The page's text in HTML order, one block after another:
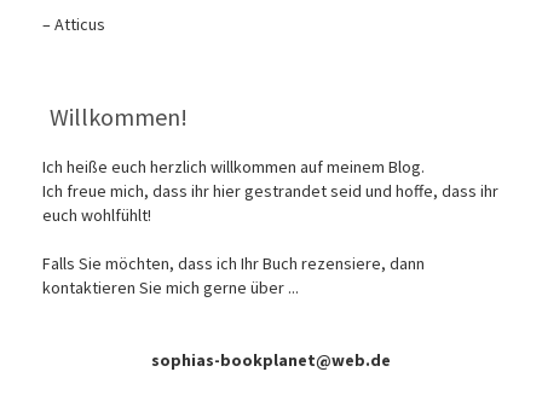
– Atticus
Willkommen!
Ich heiße euch herzlich willkommen auf meinem Blog.
Ich freue mich, dass ihr hier gestrandet seid und hoffe, dass ihr
euch wohlfühlt!
Falls Sie möchten, dass ich Ihr Buch rezensiere, dann
kontaktieren Sie mich gerne über ...
sophias-bookplanet@web.de